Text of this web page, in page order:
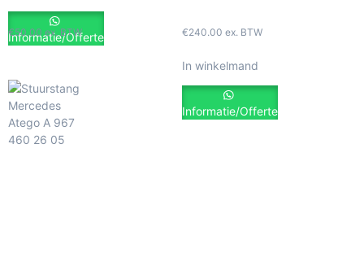
€50.00 ex. BTW
Informatie/Offerte €240.00 ex. BTW
In winkelmand
Informatie/Offerte